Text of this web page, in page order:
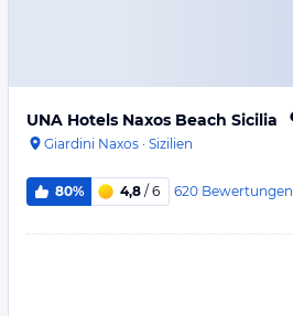
UNA Hotels Naxos Beach Sicilia
Giardini Naxos · Sizilien
80% 4,8 / 6 620 Bewertungen